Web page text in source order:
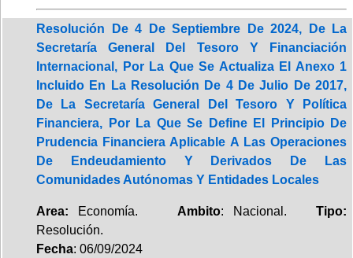
Resolución De 4 De Septiembre De 2024, De La
Secretaría General Del Tesoro Y Financiación
Internacional, Por La Que Se Actualiza El Anexo 1
Incluido En La Resolución De 4 De Julio De 2017,
De La Secretaría General Del Tesoro Y Política
Financiera, Por La Que Se Define El Principio De
Prudencia Financiera Aplicable A Las Operaciones
De Endeudamiento Y Derivados De Las
Comunidades Autónomas Y Entidades Locales
Area: Economía. Ambito: Nacional.Tipo:
Resolución.
Fecha: 06/09/2024